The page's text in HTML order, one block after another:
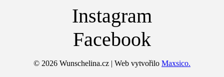
Instagram
Facebook
© 2026 Wunschelina.cz | Web vytvořilo Maxsico.